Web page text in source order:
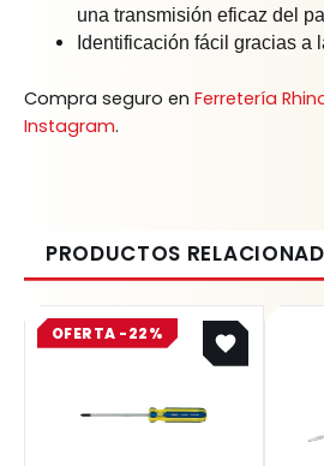
una transmisión eficaz del
Identificación fácil gracias a
Compra seguro en Ferretería
Instagram.
OFERTA -22%
Original
price
was:
Current
price
is: